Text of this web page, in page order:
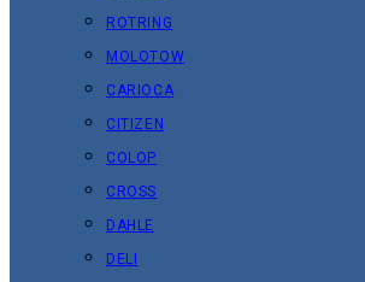
ROTRING
MOLOTOW
CARIOCA
CITIZEN
COLOP
CROSS
DAHLE
DELI